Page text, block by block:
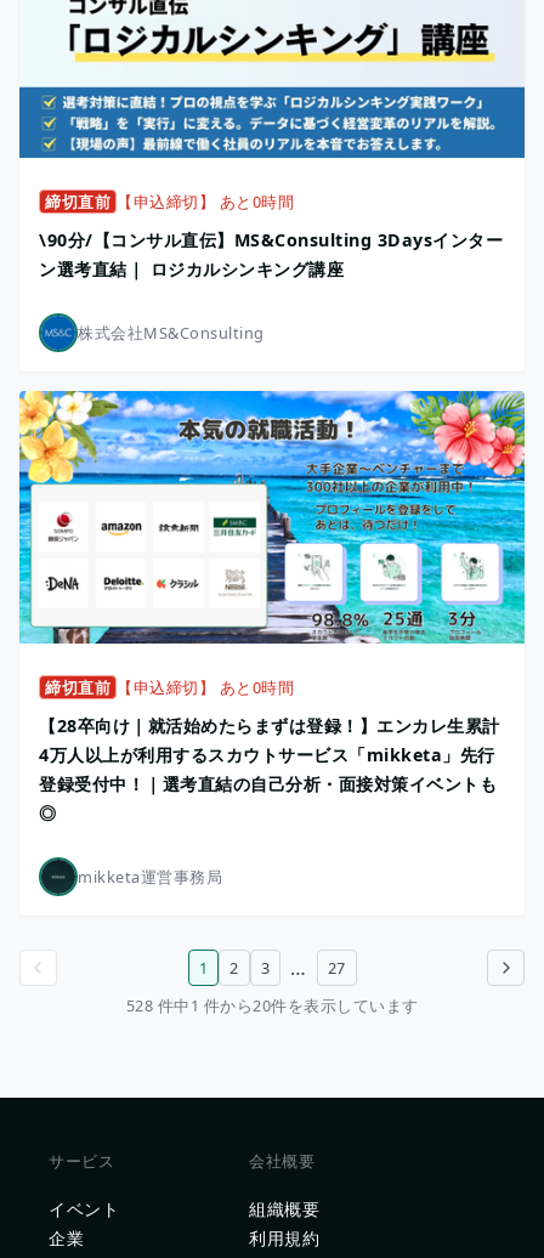
締切直前 【申込締切】 あと0時間
\90分/【コンサル直伝】MS&Consulting 3Daysインター
ン選考直結｜ ロジカルシンキング講座
株式会社MS&Consulting
締切直前 【申込締切】 あと0時間
【28卒向け｜就活始めたらまずは登録！】エンカレ生累計
4万人以上が利用するスカウトサービス「mikketa」先行
登録受付中！｜選考直結の自己分析・面接対策イベントも
◎
mikketa運営事務局
次のページ
1 2 3 …
27
528 件中1 件から20件を表示しています
サービス
イベント
企業
会社概要
組織概要
利用規約